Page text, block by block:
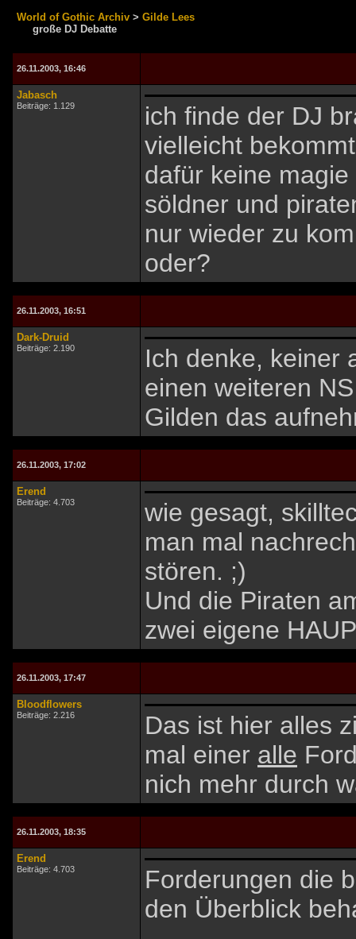
World of Gothic Archiv > Gilde Lees
große DJ Debatte
26.11.2003, 16:46
Jabasch
Beiträge: 1.129
ich finde der DJ
vielleicht
dafür keine
söldner und
nur wieder zu
oder?
26.11.2003, 16:51
Dark-Druid
Beiträge: 2.190
Ich denke, keiner
einen weiteren
Gilden das
26.11.2003, 17:02
Erend
Beiträge: 4.703
wie gesagt,
man mal
stören. ;)
Und die Piraten
zwei eigene
26.11.2003, 17:47
Bloodflowers
Beiträge: 2.216
Das ist hier alles
mal einer alle
nich mehr durch
26.11.2003, 18:35
Erend
Beiträge: 4.703
Forderungen die
den Überblick